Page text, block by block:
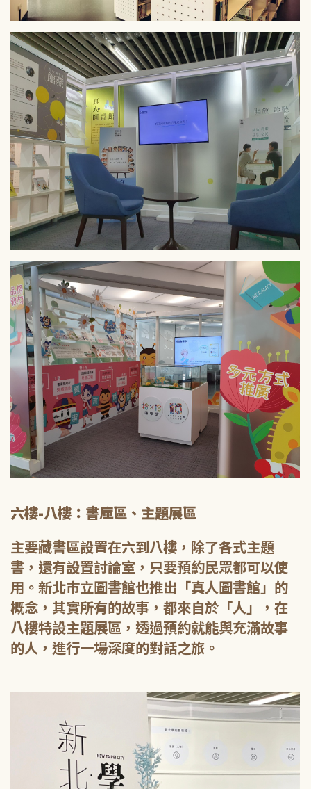
六樓-八樓：書庫區、主題展區
主要藏書區設置在六到八樓，除了各式主題
書，還有設置討論室，只要預約民眾都可以使
用。新北市立圖書館也推出「真人圖書館」的
概念，其實所有的故事，都來自於「人」，在
八樓特設主題展區，透過預約就能與充滿故事
的人，進行一場深度的對話之旅。